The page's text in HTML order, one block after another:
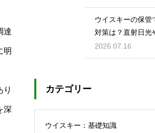
達
明
り
深
ウイスキーの保管
対策は？直射日光
を避け、一定温度
2026.07.16
カテゴリー
ウイスキー：基礎知識